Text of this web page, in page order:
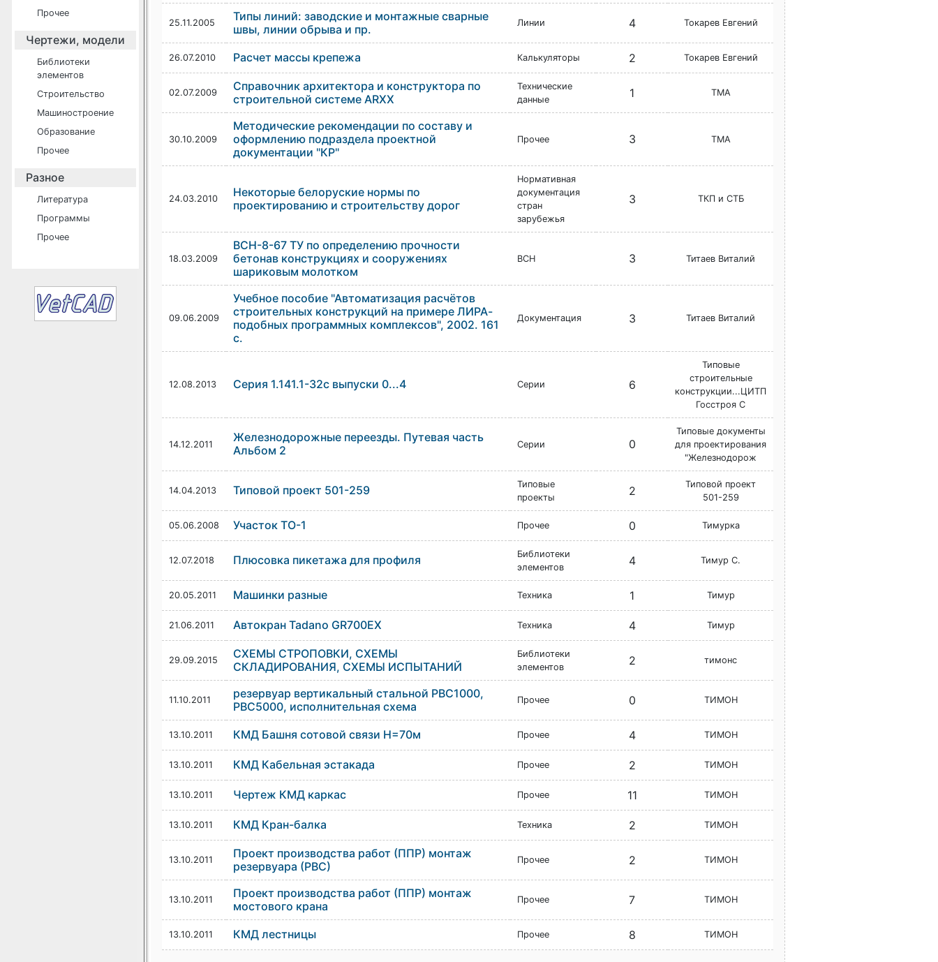
Прочее
Чертежи, модели
Библиотеки
элементов
Строительство
Машиностроение
Образование
Прочее
Разное
Литература
Программы
Прочее
25.11.2005
Типы линий: заводские и монтажные сварные
швы, линии обрыва и пр.
Линии 4 Токарев Евгений
26.07.2010 Расчет массы крепежа Калькуляторы 2 Токарев Евгений
02.07.2009
Справочник архитектора и конструктора по
строительной системе ARXX
Технические
данные
1 ТМА
30.10.2009
Методические рекомендации по составу и
оформлению подраздела проектной
документации "КР"
Прочее 3 ТМА
24.03.2010
Некоторые белоруские нормы по
проектированию и строительству дорог
Нормативная
документация
стран
зарубежья
3 ТКП и СТБ
18.03.2009
ВСН-8-67 ТУ по определению прочности
бетонав конструкциях и сооружениях
шариковым молотком
ВСН 3 Титаев Виталий
09.06.2009
Учебное пособие "Автоматизация расчётов
строительных конструкций на примере ЛИРА-
подобных программных комплексов", 2002. 161
с.
Документация 3 Титаев Виталий
12.08.2013 Серия 1.141.1-32с выпуски 0...4 Серии 6
Типовые
строительные
конструкции...ЦИТП
Госстроя С
14.12.2011
Железнодорожные переезды. Путевая часть
Альбом 2
Серии 0
Типовые документы
для проектирования
"Железнодорож
14.04.2013 Типовой проект 501-259
Типовые
проекты
2
Типовой проект
501-259
05.06.2008 Участок ТО-1 Прочее 0 Тимурка
12.07.2018 Плюсовка пикетажа для профиля
Библиотеки
элементов
4 Тимур С.
20.05.2011 Машинки разные Техника 1 Тимур
21.06.2011 Автокран Tadano GR700EX Техника 4 Тимур
29.09.2015
СХЕМЫ СТРОПОВКИ, СХЕМЫ
СКЛАДИРОВАНИЯ, СХЕМЫ ИСПЫТАНИЙ
Библиотеки
элементов
2 тимонс
11.10.2011
резервуар вертикальный стальной РВС1000,
РВС5000, исполнительная схема
Прочее 0 ТИМОН
13.10.2011 КМД Башня сотовой связи Н=70м Прочее 4 ТИМОН
13.10.2011 КМД Кабельная эстакада Прочее 2 ТИМОН
13.10.2011 Чертеж КМД каркас Прочее 11 ТИМОН
13.10.2011 КМД Кран-балка Техника 2 ТИМОН
13.10.2011
Проект производства работ (ППР) монтаж
резервуара (РВС)
Прочее 2 ТИМОН
13.10.2011
Проект производства работ (ППР) монтаж
мостового крана
Прочее 7 ТИМОН
13.10.2011 КМД лестницы Прочее 8 ТИМОН